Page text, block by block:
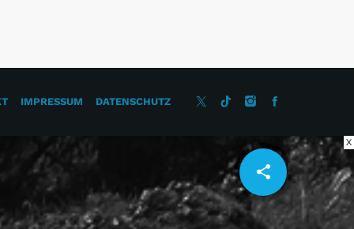
share
email
IMPRESSUM DATENSCHUTZ
X